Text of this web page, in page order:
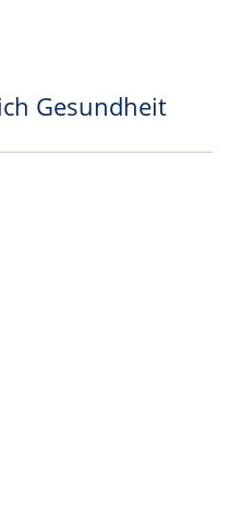
Gesundheit